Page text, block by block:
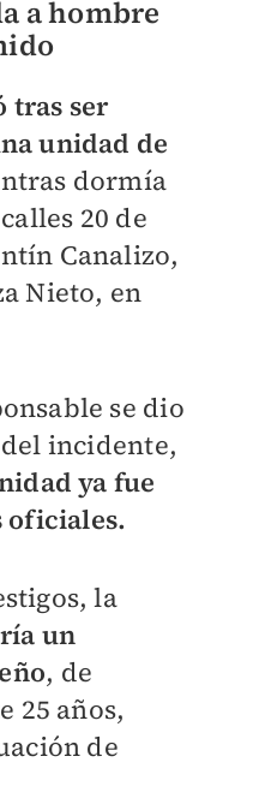
a hombre
tras ser
unidad de
dormía
20 de
Canalizo,
Nieto, en
se dio
incidente,
ya fue
oficiales.
la
un
, de
25 años,
de